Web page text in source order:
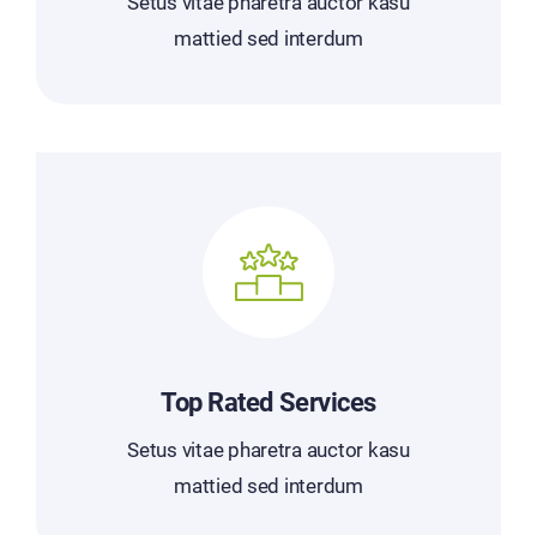
mattied sed interdum
Top Rated Services
Setus vitae pharetra auctor kasu
mattied sed interdum